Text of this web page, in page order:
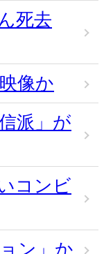
死去
像か
派」が
コンビ
ン」か